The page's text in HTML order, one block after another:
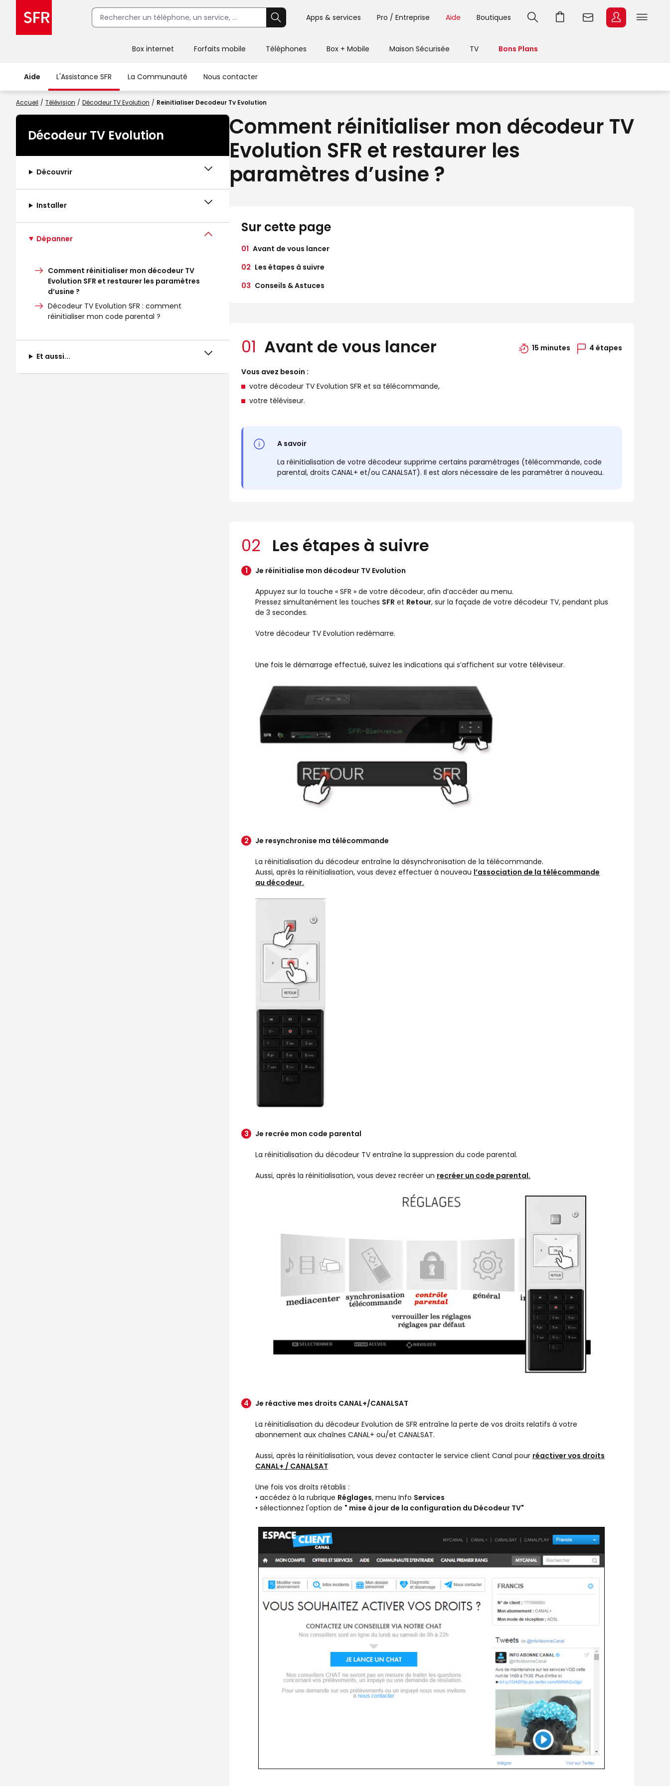
Apps & services Pro / Entreprise Aide Boutiques
Box internet Forfaits mobile Téléphones Box + Mobile Maison Sécurisée TV Bons Plans
Aide L'Assistance SFR La Communauté Nous contacter
Accueil Télévision Décodeur TV Evolution Reinitialiser Decodeur Tv Evolution
Décodeur TV Evolution
Découvrir
Installer
Dépanner
Comment réinitialiser mon décodeur TV
Evolution SFR et restaurer les paramètres
d’usine ?
Décodeur TV Evolution SFR : comment
réinitialiser mon code parental ?
Et aussi...
Comment réinitialiser mon décodeur TV
Evolution SFR et restaurer les
paramètres d’usine ?
Sur cette page
01 Avant de vous lancer
02 Les étapes à suivre
03 Conseils & Astuces
01 Avant de vous lancer 15 minutes 4 étapes
Vous avez besoin :
votre décodeur TV Evolution SFR et sa télécommande,
votre téléviseur.
A savoir
La réinitialisation de votre décodeur supprime certains paramétrages (télécommande, code
parental, droits CANAL+ et/ou CANALSAT). Il est alors nécessaire de les paramétrer à nouveau.
02 Les étapes à suivre
Je réinitialise mon décodeur TV Evolution
Appuyez sur la touche « SFR » de votre décodeur, afin d’accéder au menu.
Pressez simultanément les touches SFR et Retour, sur la façade de votre décodeur TV, pendant plus
de 3 secondes.
Votre décodeur TV Evolution redémarre.
Une fois le démarrage effectué, suivez les indications qui s’affichent sur votre téléviseur.
Je resynchronise ma télécommande
La réinitialisation du décodeur entraîne la désynchronisation de la télécommande.
Aussi, après la réinitialisation, vous devez effectuer à nouveau l’association de la télécommande
au décodeur.
Je recrée mon code parental
La réinitialisation du décodeur TV entraîne la suppression du code parental.
Aussi, après la réinitialisation, vous devez recréer un recréer un code parental.
Je réactive mes droits CANAL+/CANALSAT
La réinitialisation du décodeur Evolution de SFR entraîne la perte de vos droits relatifs à votre
abonnement aux chaînes CANAL+ ou/et CANALSAT.
Aussi, après la réinitialisation, vous devez contacter le service client Canal pour réactiver vos droits
CANAL+ / CANALSAT
Une fois vos droits rétablis :
• accédez à la rubrique Réglages, menu Info Services
• sélectionnez l'option de " mise à jour de la configuration du Décodeur TV"